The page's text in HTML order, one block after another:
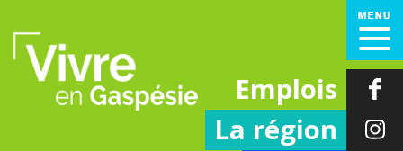
Emplois
La région